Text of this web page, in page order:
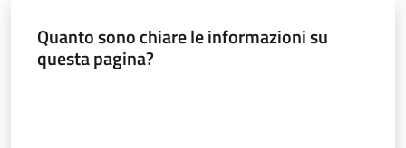
attiQuanto sono chiare le informazioni su
questa pagina?